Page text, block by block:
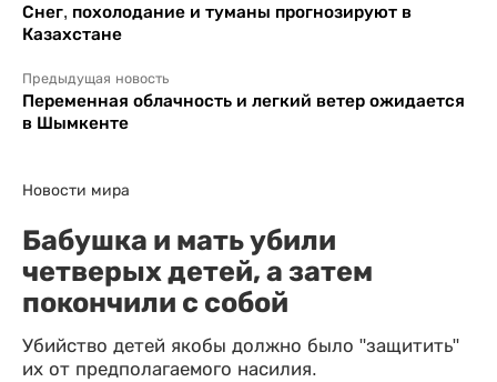
Снег, похолодание и туманы прогнозируют в
Казахстане
Предыдущая новость
Переменная облачность и легкий ветер ожидается
в Шымкенте
Новости мира
Бабушка и мать убили
четверых детей, а затем
покончили с собой
Убийство детей якобы должно было "защитить"
их от предполагаемого насилия.